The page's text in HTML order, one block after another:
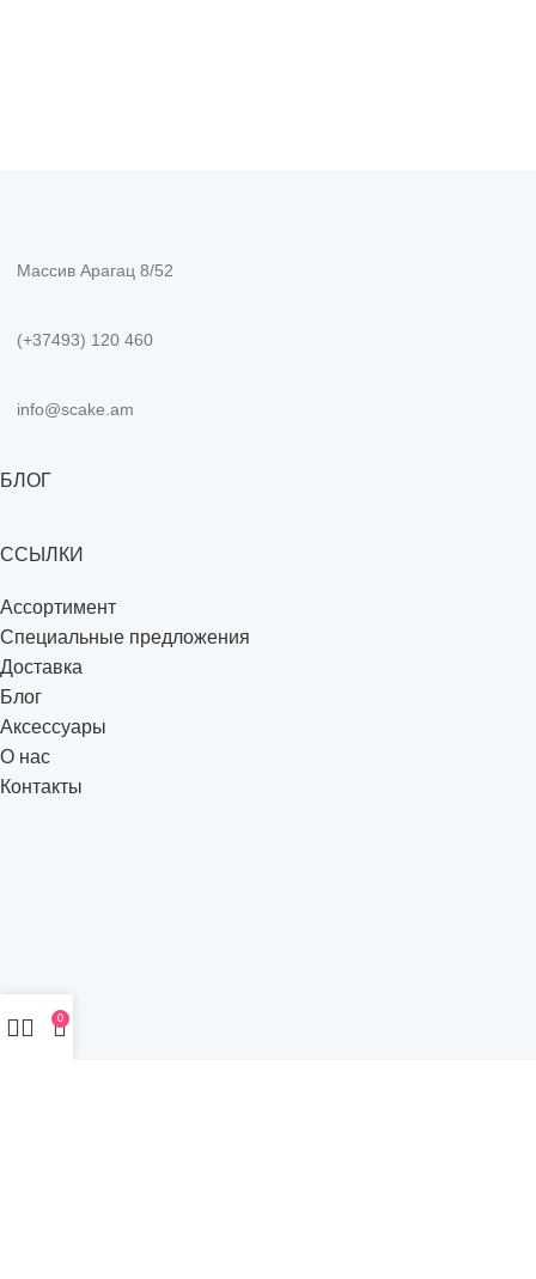
Массив Арагац 8/52
(+37493) 120 460
info@scake.am
БЛОГ
ССЫЛКИ
Ассортимент
Специальные предложения
Доставка
Блог
Аксессуары
О нас
Контакты
0